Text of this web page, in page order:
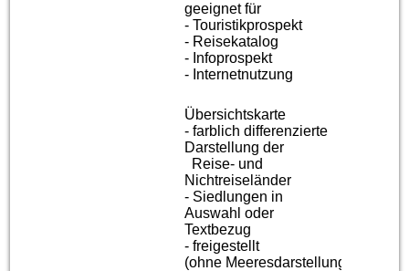
geeignet für
- Touristikprospekt
- Reisekatalog
- Infoprospekt
- Internetnutzung
Übersichtskarte
- farblich differenzierte
Darstellung der
Reise- und
Nichtreiseländer
- Siedlungen in
Auswahl oder
Textbezug
- freigestellt
(ohne Meeresdarstellung)